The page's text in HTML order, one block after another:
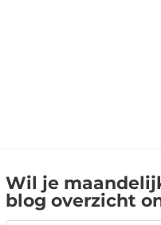
Wil je
blog overzicht